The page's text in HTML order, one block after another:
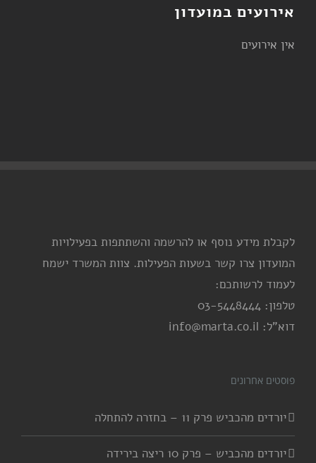
אירועים במועדון
אין אירועים
לקבלת מידע נוסף או להרשמה והשתתפות בפעילויות
המועדון צרו קשר בשעות הפעילות. צוות המשרד ישמח
לעמוד לרשותכם:
טלפון: 03-5448444
דוא"ל: info@marta.co.il
פוסטים אחרונים
יורדים מהכביש פרק 11 – בחזרה להתחלה
יורדים מהכביש – פרק 10 ריצה בירידה